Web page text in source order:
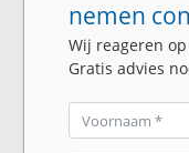
nemen
Wij reageren
Gratis advies